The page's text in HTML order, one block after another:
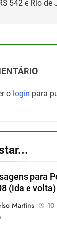
542 e Rio de
o login para
para
(ida e
Martins
10